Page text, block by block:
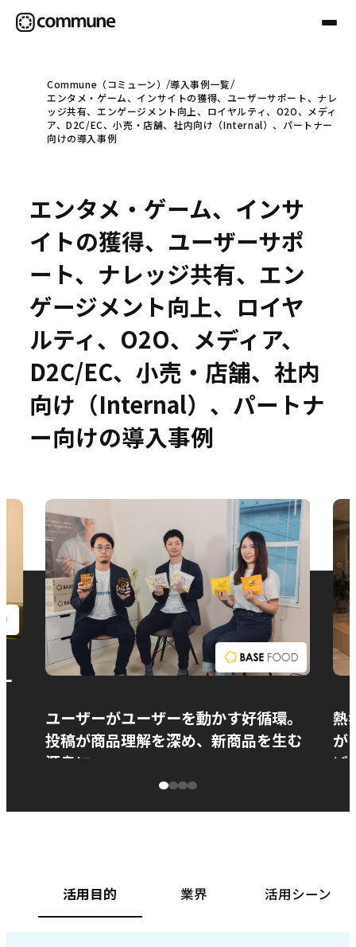
Communeについて
事例
セミナー
お役立ち情報
お問い合わせ
Commune（コミューン）
導入事例一覧
エンタメ・ゲーム、インサイトの獲得、ユーザーサポート、ナレ
ッジ共有、エンゲージメント向上、ロイヤルティ、O2O、メディ
ア、D2C/EC、小売・店舗、社内向け（Internal）、パートナー
向けの導入事例
エンタメ・ゲーム、インサ
イトの獲得、ユーザーサポ
ート、ナレッジ共有、エン
ゲージメント向上、ロイヤ
ルティ、O2O、メディア、
D2C/EC、小売・店舗、社内
向け（Internal）、パートナ
ー向けの導入事例
ユーザーがユーザーを動かす好循環。
投稿が商品理解を深め、新商品を生む
源泉に
熱
が
ぱ
活用目的 業界 活用シーン